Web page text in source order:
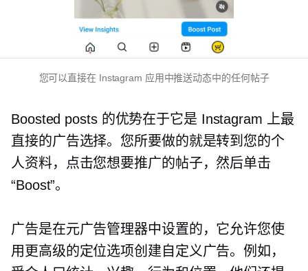
您可以直接在 Instagram 应用中推送动态中的任何帖子
Boosted posts 的优势在于它是 Instagram 上最
直接的广告选择。您所要做的就是转到您的个
人资料，点击您想要推广的帖子，然后单击
“Boost”。
广告是在元广告管理器中设置的，它允许您使
用更高级的定位选项创建自定义广告。例如，